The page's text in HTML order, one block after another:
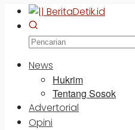
News
Hukrim
Tentang Sosok
Advertorial
Opini